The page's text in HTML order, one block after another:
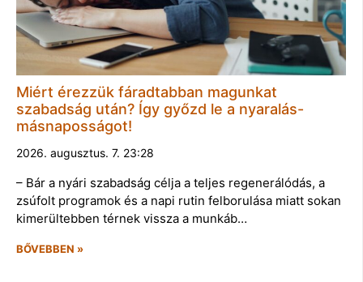
Miért érezzük fáradtabban magunkat
szabadság után? Így győzd le a nyaralás-
másnaposságot!
2026. augusztus. 7. 23:28
– Bár a nyári szabadság célja a teljes regenerálódás, a
zsúfolt programok és a napi rutin felborulása miatt sokan
kimerültebben térnek vissza a munkáb…
BŐVEBBEN »